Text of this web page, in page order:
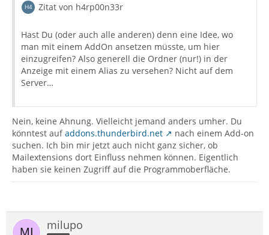
Zitat von h4rp00n33r
Hast Du (oder auch alle anderen) denn eine Idee, wo
man mit einem AddOn ansetzen müsste, um hier
einzugreifen? Also generell die Ordner (nur!) in der
Anzeige mit einem Alias zu versehen? Nicht auf dem
Server…
Nein, keine Ahnung. Vielleicht jemand anders umher. Du
könntest aufaddons.thunderbird.net
nach einem Add-on
suchen. Ich bin mir jetzt auch nicht ganz sicher, ob
Mailextensions dort Einfluss nehmen können. Eigentlich
haben sie keinen Zugriff auf die Programmoberfläche.
milupo